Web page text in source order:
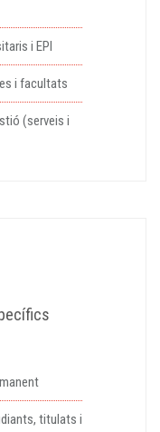
i EPI
i facultats
(serveis i
titulats i